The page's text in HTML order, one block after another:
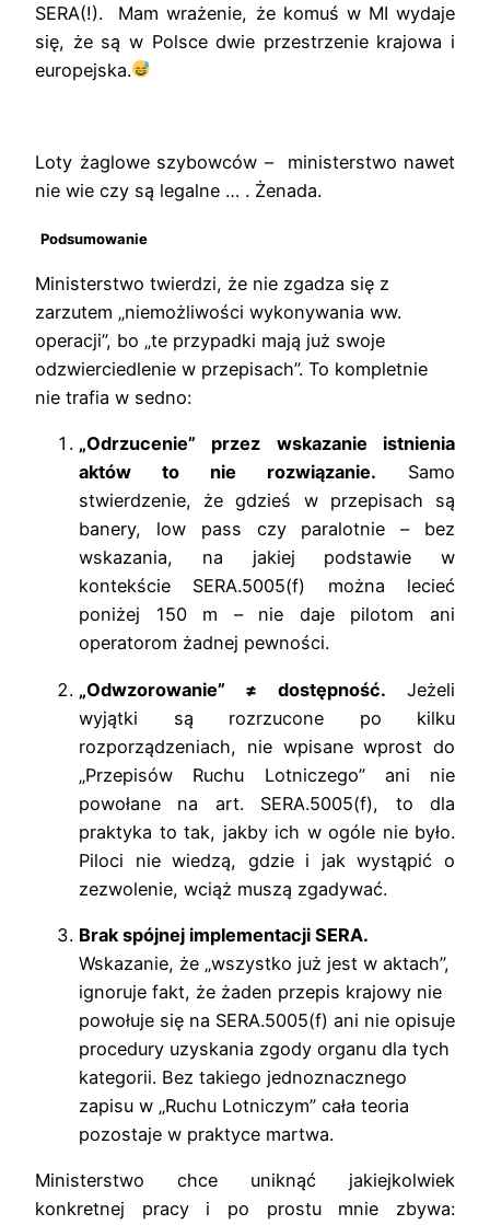
SERA(!). Mam wrażenie, że komuś w MI wydaje
się, że są w Polsce dwie przestrzenie krajowa i
europejska.
Loty żaglowe szybowców – ministerstwo nawet
nie wie czy są legalne … . Żenada.
Podsumowanie
Ministerstwo twierdzi, że nie zgadza się z
zarzutem „niemożliwości wykonywania ww.
operacji”, bo „te przypadki mają już swoje
odzwierciedlenie w przepisach”. To kompletnie
nie trafia w sedno:
„Odrzucenie” przez wskazanie istnienia
aktów to nie rozwiązanie. Samo
stwierdzenie, że gdzieś w przepisach są
banery, low pass czy paralotnie – bez
wskazania, na jakiej podstawie w
kontekście SERA.5005(f) można lecieć
poniżej 150 m – nie daje pilotom ani
operatorom żadnej pewności.
„Odwzorowanie” ≠ dostępność. Jeżeli
wyjątki są rozrzucone po kilku
rozporządzeniach, nie wpisane wprost do
„Przepisów Ruchu Lotniczego” ani nie
powołane na art. SERA.5005(f), to dla
praktyka to tak, jakby ich w ogóle nie było.
Piloci nie wiedzą, gdzie i jak wystąpić o
zezwolenie, wciąż muszą zgadywać.
Brak spójnej implementacji SERA.
Wskazanie, że „wszystko już jest w aktach”,
ignoruje fakt, że żaden przepis krajowy nie
powołuje się na SERA.5005(f) ani nie opisuje
procedury uzyskania zgody organu dla tych
kategorii. Bez takiego jednoznacznego
zapisu w „Ruchu Lotniczym” cała teoria
pozostaje w praktyce martwa.
Ministerstwo chce uniknąć jakiejkolwiek
konkretnej pracy i po prostu mnie zbywa: